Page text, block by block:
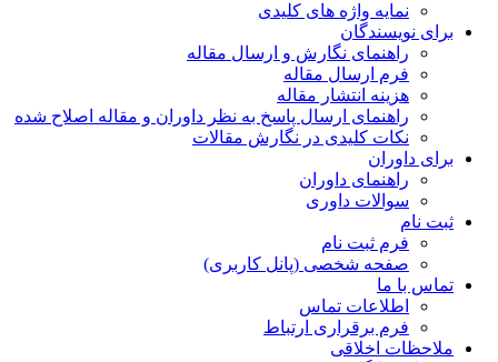
نمایه واژه های کلیدی
برای نویسندگان
راهنمای نگارش و ارسال مقاله
فرم ارسال مقاله
هزینه انتشار مقاله
راهنمای ارسال پاسخ به نظر داوران و مقاله اصلاح شده
نکات کلیدی در نگارش مقالات
برای داوران
راهنمای داوران
سوالات داوری
ثبت نام
فرم ثبت نام
صفحه شخصی (پانل کاربری)
تماس با ما
اطلاعات تماس
فرم برقراری ارتباط
ملاحظات اخلاقی